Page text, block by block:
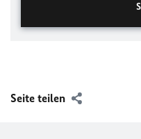
Seite teilen